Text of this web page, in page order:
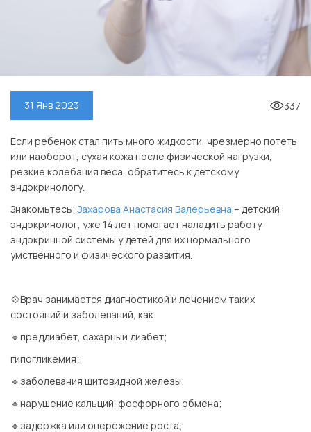
31 Янв 2023 337
Если ребенок стал пить много жидкости, чрезмерно потеть
или наоборот, сухая кожа после физической нагрузки,
резкие колебания веса, обратитесь к детскому
эндокринологу.
Знакомьтесь: Захарова Анастасия Валерьевна – детский
эндокринолог, уже 14 лет помогает наладить работу
эндокринной системы у детей для их нормального
умственного и физического развития.
💠Врач занимается диагностикой и лечением таких
состояний и заболеваний, как:
🔹преддиабет, сахарный диабет;
гипогликемия;
🔹заболевания щитовидной железы;
🔹нарушение кальций-фосфорного обмена;
🔹задержка или опережение роста;